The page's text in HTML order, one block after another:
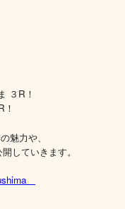
３R！
魅力や、
していきます。